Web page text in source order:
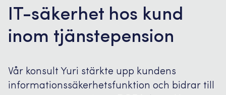
IT-säkerhet hos kund
inom tjänstepension
Vår konsult Yuri stärkte upp kundens
informationssäkerhetsfunktion och bidrar till